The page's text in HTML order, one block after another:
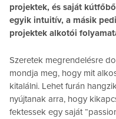
projektek, és saját
egyik intuitív, a másik
projektek alkotói
Szeretek megrendelésre
mondja meg, hogy mit
kitalálni. Lehet furán
nyújtanak arra, hogy
fektessek egy saját